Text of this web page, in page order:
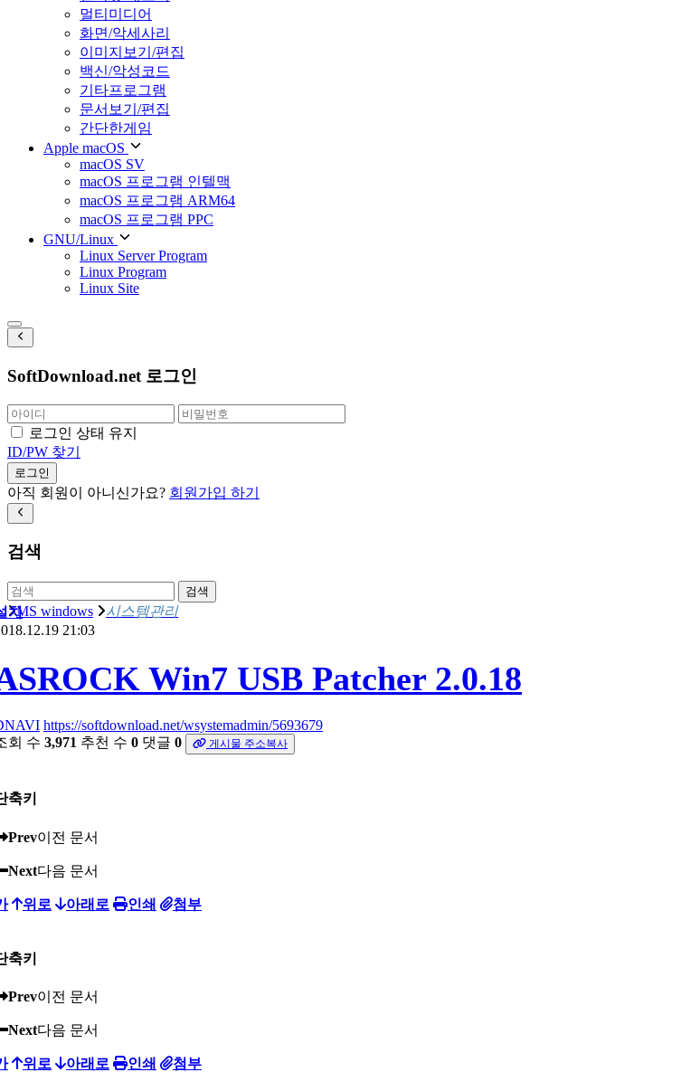
멀티미디어
화면/악세사리
이미지보기/편집
백신/악성코드
기타프로그램
문서보기/편집
간단한게임
Apple macOS
macOS SV
macOS 프로그램 인텔맥
macOS 프로그램 ARM64
macOS 프로그램 PPC
GNU/Linux
Linux Server Program
Linux Program
Linux Site
SoftDownload.net 로그인
로그인 상태 유지
ID/PW 찾기
로그인
아직 회원이 아니신가요? 회원가입 하기
검색
검색
MS windows 시스템관리
치
21:03
Win7 USB Patcher 2.0.18
https://softdownload.net/wsystemadmin/5693679
회 수 3,971 추천 수 0 댓글 0 게시물 주소복사
축키
Prev이전 문서
Next다음 문서
위로 아래로 인쇄 첨부
축키
Prev이전 문서
Next다음 문서
위로 아래로 인쇄 첨부